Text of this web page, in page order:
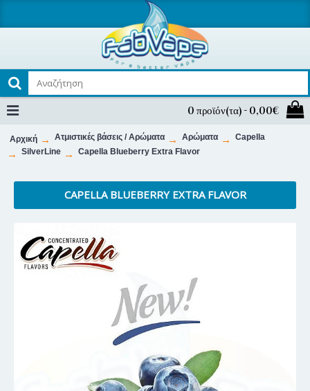
0 προϊόν(τα) - 0,00€
Αρχική Ατμιστικές βάσεις / Αρώματα Αρώματα
Capella
SilverLine
Capella Blueberry Extra Flavor
CAPELLA BLUEBERRY EXTRA FLAVOR